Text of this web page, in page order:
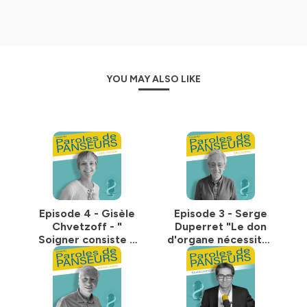
YOU MAY ALSO LIKE
Episode 4 - Gisèle
Chvetzoff - "
Soigner consiste à
redonner une place
à l'incertitude "
Episode 3 - Serge
Duperret "Le don
d'organe nécessite-
t-il le contre-don ?"